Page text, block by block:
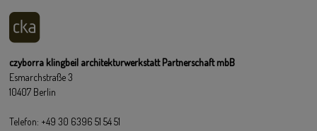
czyborra klingbeil architekturwerkstatt Partnerschaft mbB
Esmarchstraße 3
10407 Berlin
Telefon: +49 30 6396 51 54 51